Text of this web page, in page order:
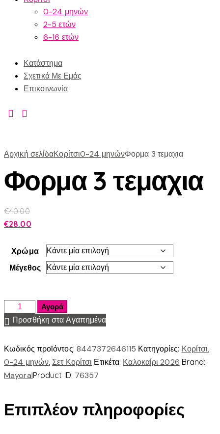
0-24 μηνών
2-5 ετών
6-16 ετών
Κατάστημα
Σχετικά Με Εμάς
Επικοινωνία
Αρχική σελίδαΚορίτσι0-24 μηνώνΦορμα 3 τεμαχια
Φορμα 3 τεμαχια
€40.00
€28.00
Χρώμα
Μέγεθος
Αγορά
Προσθήκη στα Αγαπημένα
Κωδικός προϊόντος: 8447372646115 Κατηγορίες: Κορίτσι,
0-24 μηνών,Σετ Κορίτσι Ετικέτα: Καλοκαίρι 2026 Brand:
MayoralProduct ID: 76357
Επιπλέον πληροφορίες